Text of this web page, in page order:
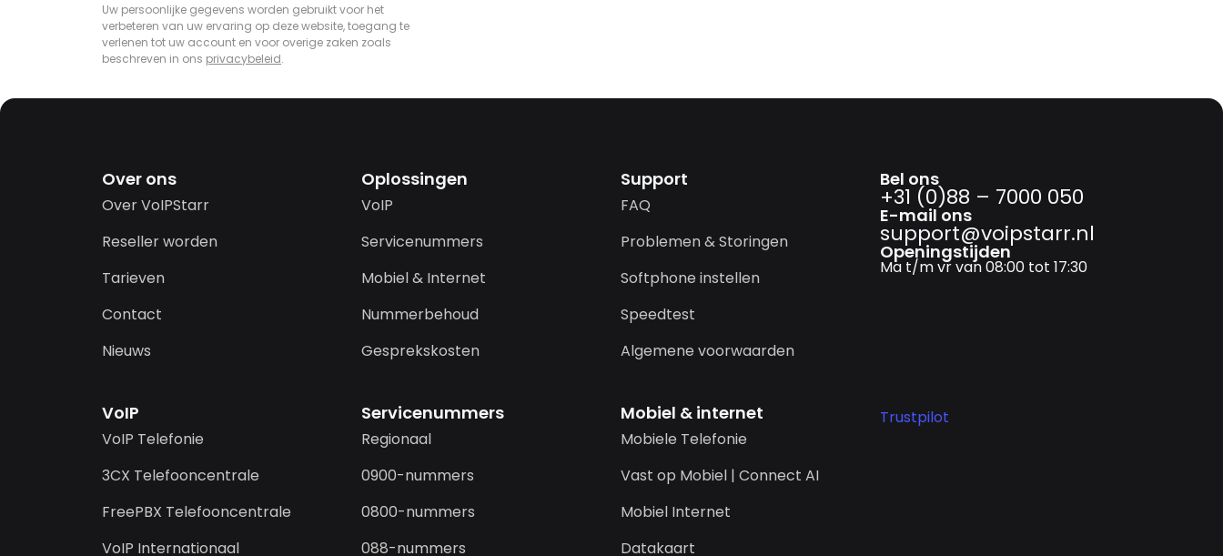
Uw persoonlijke gegevens worden gebruikt voor het
verbeteren van uw ervaring op deze website, toegang te
verlenen tot uw account en voor overige zaken zoals
beschreven in ons privacybeleid.
Over ons
Over VoIPStarr
Reseller worden
Tarieven
Contact
Nieuws
Oplossingen
VoIP
Servicenummers
Mobiel & Internet
Nummerbehoud
Gesprekskosten
Support
FAQ
Problemen & Storingen
Softphone instellen
Speedtest
Algemene voorwaarden
Bel ons
+31 (0)88 – 7000 050
E-mail ons
support@­voipstarr.nl
Openingstijden
Ma t/m vr van 08:00 tot 17:30
VoIP
VoIP Telefonie
3CX Telefooncentrale
FreePBX Telefooncentrale
VoIP Internationaal
Servicenummers
Regionaal
0900-nummers
0800-nummers
088-nummers
Mobiel & internet
Mobiele Telefonie
Vast op Mobiel | Connect AI
Mobiel Internet
Datakaart
Trustpilot